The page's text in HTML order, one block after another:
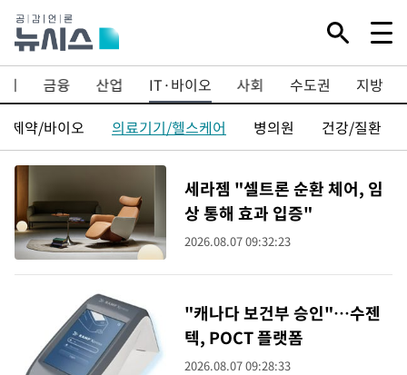
금융 산업 IT·바이오 사회 수도권
지방
제약/바이오
의료기기/헬스케어 병의원 건강/질환
세라젬 "셀트론 순환 체어, 임
상 통해 효과 입증"
2026.08.07 09:32:23
"캐나다 보건부 승인"…수젠
텍, POCT 플랫폼
2026.08.07 09:28:33